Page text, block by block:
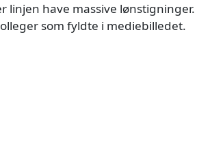
linjen have massive lønstigninger.
som fyldte i mediebilledet.